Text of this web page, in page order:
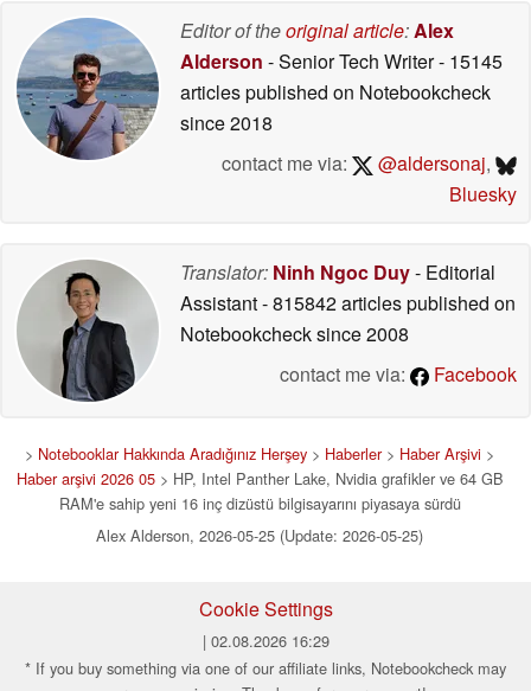
Editor of theoriginal article:Alex
Alderson - Senior Tech Writer- 15145
articles published on Notebookcheck
since 2018
contact me via:
@aldersonaj,
Bluesky
Translator: Ninh Ngoc Duy- Editorial
Assistant- 815842 articles published on
Notebookchecksince 2008
contact me via:
Facebook
> Notebooklar Hakkında Aradığınız Herşey > Haberler> Haber Arşivi >
Haber arşivi 2026 05> HP, Intel Panther Lake, Nvidia grafikler ve 64 GB
RAM'e sahip yeni 16 inç dizüstü bilgisayarını piyasaya sürdü
Alex Alderson, 2026-05-25 (Update: 2026-05-25)
Cookie Settings
| 02.08.2026 16:29
* If you buy something via one of our affiliate links, Notebookcheck may